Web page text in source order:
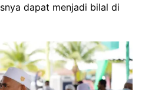
dapat menjadi bilal di